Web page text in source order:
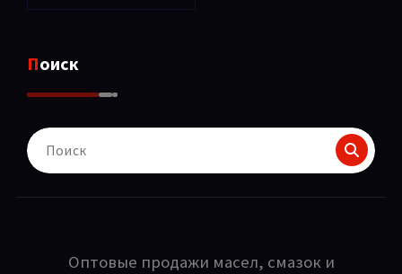
Поиск
Поиск
для:
Оптовые продажи масел, смазок и